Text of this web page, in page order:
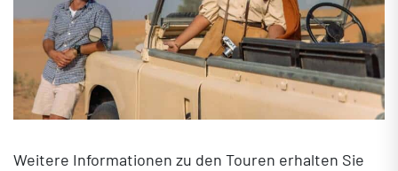
Weitere Informationen zu den Touren erhalten Sie